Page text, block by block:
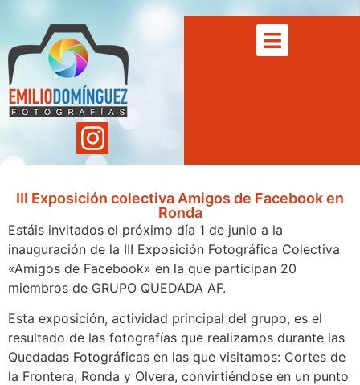
III Exposición colectiva Amigos de Facebook en
Ronda
Estáis invitados el próximo día 1 de junio a la
inauguración de la III Exposición Fotográfica Colectiva
«Amigos de Facebook» en la que participan 20
miembros de GRUPO QUEDADA AF.
Esta exposición, actividad principal del grupo, es el
resultado de las fotografías que realizamos durante las
Quedadas Fotográficas en las que visitamos: Cortes de
la Frontera, Ronda y Olvera, convirtiéndose en un punto